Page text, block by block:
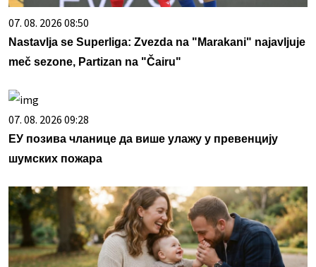
07. 08. 2026 08:50
Nastavlja se Superliga: Zvezda na "Marakani" najavljuje
meč sezone, Partizan na "Čairu"
07. 08. 2026 09:28
ЕУ позива чланице да више улажу у превенцију
шумских пожара